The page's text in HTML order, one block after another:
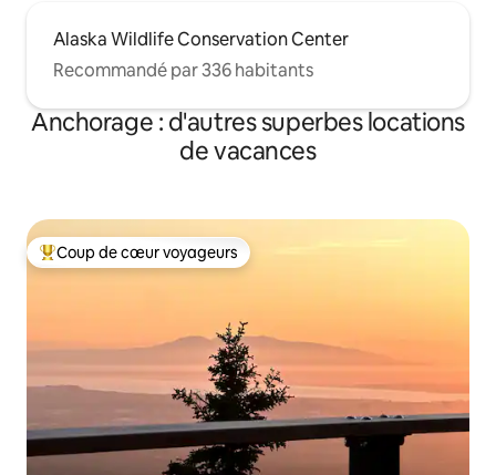
Alaska Wildlife Conservation Center
Recommandé par 336 habitants
Anchorage : d'autres superbes locations
de vacances
Coups de cœur voyageurs les plus appréciés
Coup de cœur voyageurs